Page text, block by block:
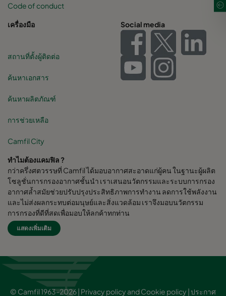
Code of conduct
เครื่องมือ
สถานที่ตั้งผู้ติดต่อ
ค้นหาเอกสาร
ค้นหาผลิตภัณฑ์
การช่วยเหลือ
Camfil City
Social media
ทำไมต้องแคมฟิล ?
กว่าครึ่งศตวรรษที่ Camfil ได้มอบอากาศสะอาดแก่ผู้คน ในฐานะผู้ผลิต
โซลูชั่นการกรองอากาศชั้นนำ เราเสนอนวัตกรรมและระบบการกรอง
อากาศล้ำสมัยช่วยปรับปรุงประสิทธิภาพการทำงาน ลดการใช้พลังงาน
และไม่ส่งผลกระทบต่อมนุษย์และสิ่งแวดล้อม เราจึงมอบนวัตกรรม
การกรองที่ดีที่สุดเพื่อมอบให้ลูกค้าทุกท่าน
Camfil Group สำนักงานใหญ่ตั้งอยู่ใน Stockholm, Sweden มี
ได้ให้บริการและสนุยสนุนลูกค้าในหลากหลายอุตสาหกรรมและชุมชน
ต่างๆทั่วโลก
แสดงเพิ่มเติม
© Camfil 1963-2026 | Privacy policy and Cookie policy |ประกาศ